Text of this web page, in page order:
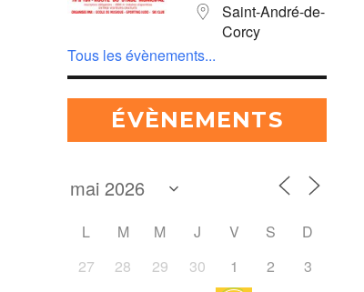
Saint-André-de-
Corcy
Tous les évènements...
ÉVÈNEMENTS
L M M J V S
D
27
28 29 30 1 2
3